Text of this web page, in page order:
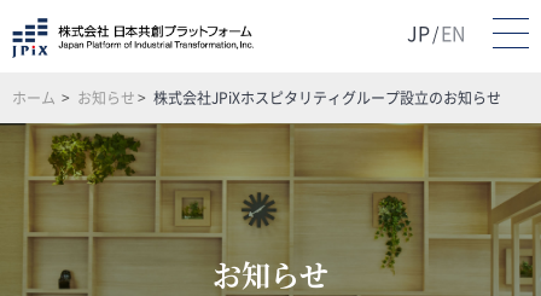
JP / EN
ホーム お知らせ 株式会社JPiXホスピタリティグループ設立のお知らせ
お知らせ